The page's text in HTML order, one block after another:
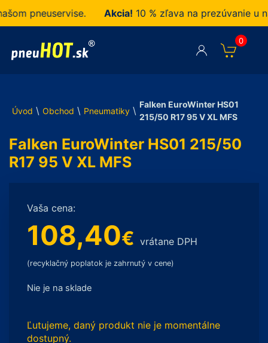
pneuservise. Akcia!10 % zľava na prezúvanie u nás
0
Úvod \ Obchod \ Pneumatiky \
Falken EuroWinter HS01
215/50 R17 95 V XL MFS
Falken EuroWinter HS01 215/50
R17 95 V XL MFS
Vaša cena:
108,40€ vrátane DPH
(recyklačný poplatok je zahrnutý v cene)
Nie je na sklade
Ľutujeme, daný produkt nie je momentálne
dostupný.